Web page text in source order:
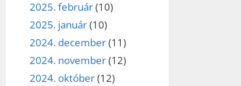
2025. február(10)
2025. január(10)
2024. december(11)
2024. november(12)
2024. október(12)